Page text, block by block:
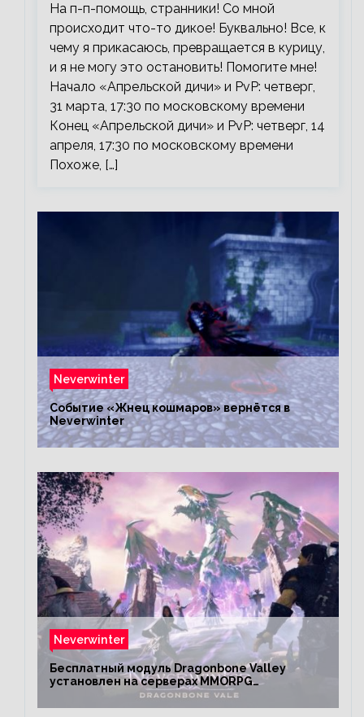
На п-п-помощь, странники! Со мной
происходит что-то дикое! Буквально! Все, к
чему я прикасаюсь, превращается в курицу,
и я не могу это остановить! Помогите мне!
Начало «Апрельской дичи» и PvP: четверг,
31 марта, 17:30 по московскому времени
Конец «Апрельской дичи» и PvP: четверг, 14
апреля, 17:30 по московскому времени
Похоже, […]
Neverwinter
Событие «Жнец кошмаров» вернётся в
Neverwinter
Neverwinter
Бесплатный модуль Dragonbone Valley
установлен на серверах MMORPG